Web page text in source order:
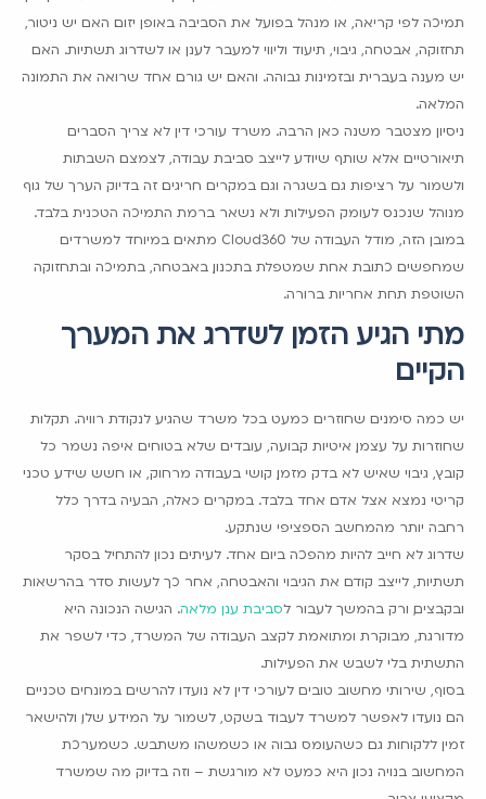
תמיכה לפי קריאה, או מנהל בפועל את הסביבה באופן יזום. האם יש ניטור,
תחזוקה, אבטחה, גיבוי, תיעוד וליווי למעבר לענן או לשדרוג תשתיות. האם
יש מענה בעברית ובזמינות גבוהה. והאם יש גורם אחד שרואה את התמונה
המלאה.
ניסיון מצטבר משנה כאן הרבה. משרד עורכי דין לא צריך הסברים
תיאורטיים אלא שותף שיודע לייצב סביבת עבודה, לצמצם השבתות
ולשמור על רציפות גם בשגרה וגם במקרים חריגים. זה בדיוק הערך של גוף
מנוהל שנכנס לעומק הפעילות ולא נשאר ברמת התמיכה הטכנית בלבד.
במובן הזה, מודל העבודה של Cloud360 מתאים במיוחד למשרדים
שמחפשים כתובת אחת שמטפלת בתכנון, באבטחה, בתמיכה ובתחזוקה
השוטפת תחת אחריות ברורה.
מתי הגיע הזמן לשדרג את המערך
הקיים
יש כמה סימנים שחוזרים כמעט בכל משרד שהגיע לנקודת רוויה. תקלות
שחוזרות על עצמן, איטיות קבועה, עובדים שלא בטוחים איפה נשמר כל
קובץ, גיבוי שאיש לא בדק מזמן, קושי בעבודה מרחוק, או חשש שידע טכני
קריטי נמצא אצל אדם אחד בלבד. במקרים כאלה, הבעיה בדרך כלל
רחבה יותר מהמחשב הספציפי שנתקע.
שדרוג לא חייב להיות מהפכה ביום אחד. לעיתים נכון להתחיל בסקר
תשתיות, לייצב קודם את הגיבוי והאבטחה, אחר כך לעשות סדר בהרשאות
ובקבצים, ורק בהמשך לעבור לסביבת ענן מלאה. הגישה הנכונה היא
מדורגת, מבוקרת ומתואמת לקצב העבודה של המשרד, כדי לשפר את
התשתית בלי לשבש את הפעילות.
בסוף, שירותי מחשוב טובים לעורכי דין לא נועדו להרשים במונחים טכניים.
הם נועדו לאפשר למשרד לעבוד בשקט, לשמור על המידע שלו, ולהישאר
זמין ללקוחות גם כשהעומס גבוה או כשמשהו משתבש. כשמערכת
המחשוב בנויה נכון, היא כמעט לא מורגשת – וזה בדיוק מה שמשרד